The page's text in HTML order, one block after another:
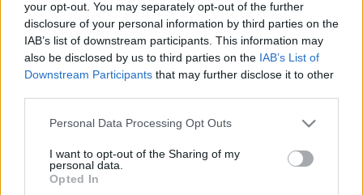
your opt-out. You may separately opt-out of the further
disclosure of your personal information by third parties on the
IAB’s list of downstream participants. This information may
also be disclosed by us to third parties on the IAB’s List of
Downstream Participants that may further disclose it to other
Please note that this website/app uses one or more Google
not limited to your visit or usage behaviour. You may click to
grant or deny consent to Google and its third-party tags to
use your data for below specified purposes in below Google
Personal Data Processing Opt Outs
I want to opt-out of the Sharing of my
personal data.
Opted In
A Budapest Bár az utóbbi évek egyik legeredetibb és
legérdekesebb zenei vállalkozásába fogott, amikor 2007-
rockzene kultikus alakjait. Az eredetileg egyetlen lemezre
színházakban, fesztiválokon és rendezvényeken egyaránt.
Filmslágereket, kuplékat, táncdalokat és egyéb híres dalokat